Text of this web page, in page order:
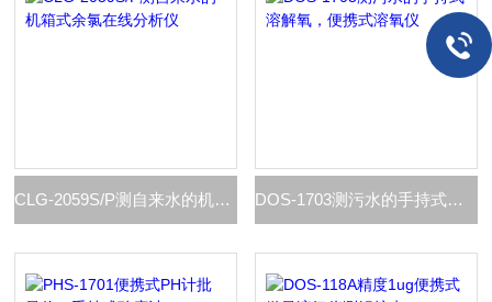
CLG-2059S/P测自来水的机箱式余氯在线分析仪 DOS-1703测污水的手持式溶解氧，便携式溶氧仪